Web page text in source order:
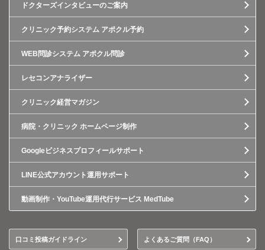
ドクターズインタビューのご案内
クリニック予約システム アポクル予約
WEB問診システム アポクル問診
レセコンアナライザー
クリニック経営マガジン
病院・クリニック ホームページ制作
Googleビジネスプロフィールサポート
LINE公式アカウント運用サポート
動画制作・YouTube運用代行サービス MedTube
口コミ投稿ガイドライン よくあるご質問（FAQ）